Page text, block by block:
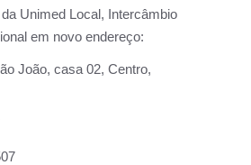
Unimed Local, Intercâmbio
em novo endereço:
João, casa 02, Centro,